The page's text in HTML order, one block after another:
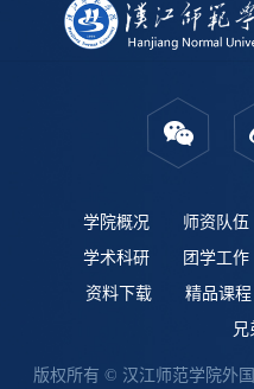
学院概况 师资队伍
学术科研
团学工作
资料下载
精品课程
兄
版权所有 © 汉江师范学院外